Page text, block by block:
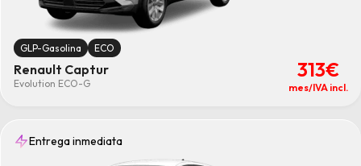
GLP-Gasolina ECO
Renault Captur
Evolution ECO-G
313€
mes/IVA incl.
Entrega inmediata